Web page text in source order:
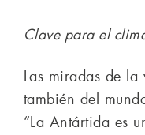
Clave para el
Las miradas de
también del
“La Antártida es